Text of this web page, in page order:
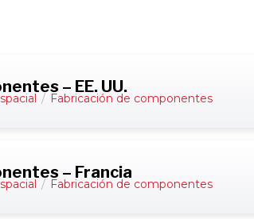
– EE. UU.
/ Fabricación de componentes
– Francia
/ Fabricación de componentes